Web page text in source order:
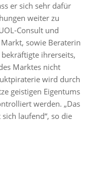
er sich sehr dafür
weiter zu
Consult und
sowie Beraterin
ihrerseits,
Marktes nicht
wird durch
geistigen Eigentums
werden. „Das
laufend“, so die